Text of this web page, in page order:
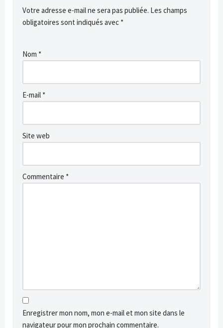
Votre adresse e-mail ne sera pas publiée. Les champs
obligatoires sont indiqués avec *
Nom *
E-mail *
Site web
Commentaire *
Enregistrer mon nom, mon e-mail et mon site dans le
navigateur pour mon prochain commentaire.